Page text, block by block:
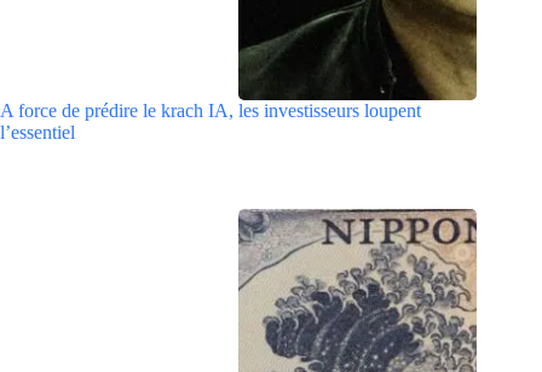
A force de prédire le krach IA, les investisseurs loupent
l’essentiel